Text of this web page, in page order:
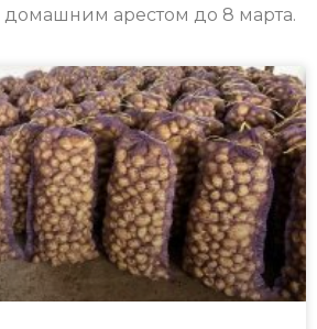
домашним арестом до 8 марта.